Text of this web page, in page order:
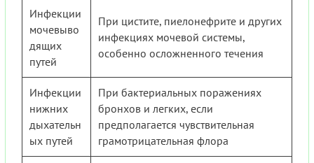
Инфекции
мочевыво
дящих
путей
При цистите, пиелонефрите и других
инфекциях мочевой системы,
особенно осложненного течения
Инфекции
нижних
дыхательн
ых путей
При бактериальных поражениях
бронхов и легких, если
предполагается чувствительная
грамотрицательная флора